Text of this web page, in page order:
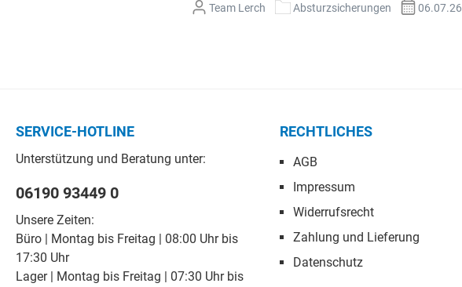
Team Lerch
Absturzsicherungen 06.07.26
SERVICE-HOTLINE
Unterstützung und Beratung unter:
06190 93449 0
Unsere Zeiten:
Büro | Montag bis Freitag | 08:00 Uhr bis
17:30 Uhr
Lager | Montag bis Freitag | 07:30 Uhr bis
RECHTLICHES
AGB
Impressum
Widerrufsrecht
Zahlung und Lieferung
Datenschutz